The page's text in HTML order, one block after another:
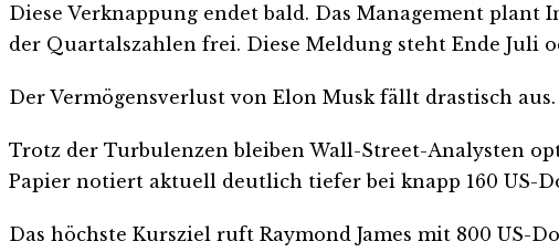
Diese Verknappung endet bald. Das Management
der Quartalszahlen frei. Diese Meldung steht Ende Juli
Der Vermögensverlust von Elon Musk fällt drastisch
Trotz der Turbulenzen bleiben Wall-Street-Analysten
Papier notiert aktuell deutlich tiefer bei knapp 160 US-
Das höchste Kursziel ruft Raymond James mit 800